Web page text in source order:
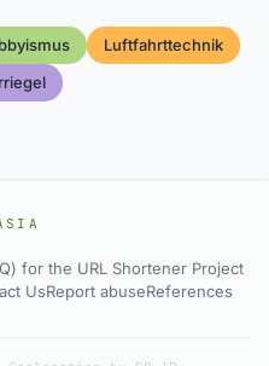
Luftfahrttechnik
for the URL Shortener Project
UsReport abuseReferences